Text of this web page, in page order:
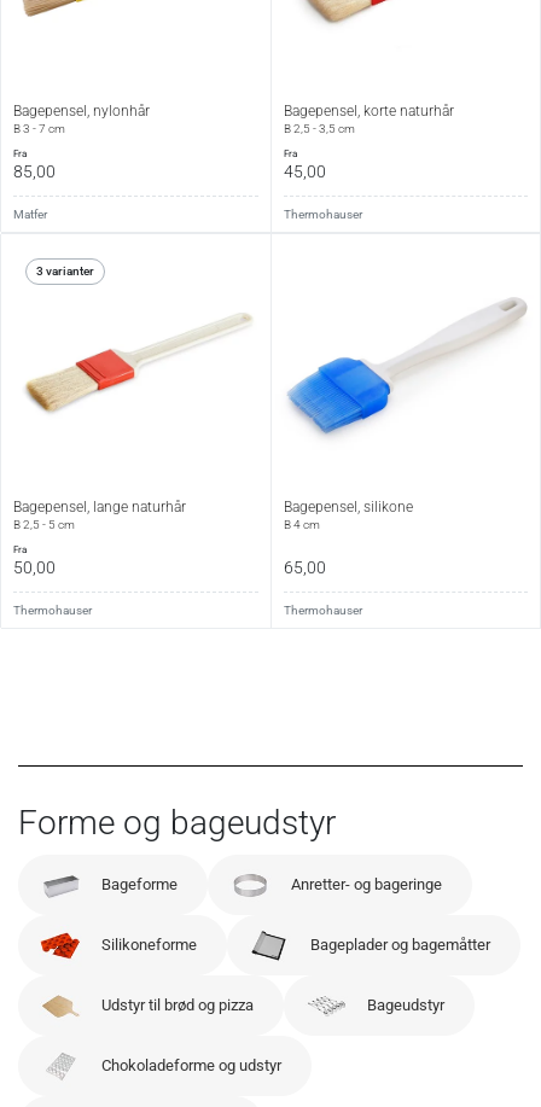
Bagepensel, nylonhår
B 3 - 7 cm
fra
85,00
Matfer
Bagepensel, korte naturhår
B 2,5 - 3,5 cm
fra
45,00
Thermohauser
3 varianter
Bagepensel, lange naturhår
B 2,5 - 5 cm
fra
50,00
Thermohauser
Bagepensel, silikone
B 4 cm
65,00
Thermohauser
Forme og bageudstyr
Bageforme Anretter- og bageringe
Silikoneforme Bageplader og bagemåtter
Udstyr til brød og pizza Bageudstyr
Chokoladeforme og udstyr